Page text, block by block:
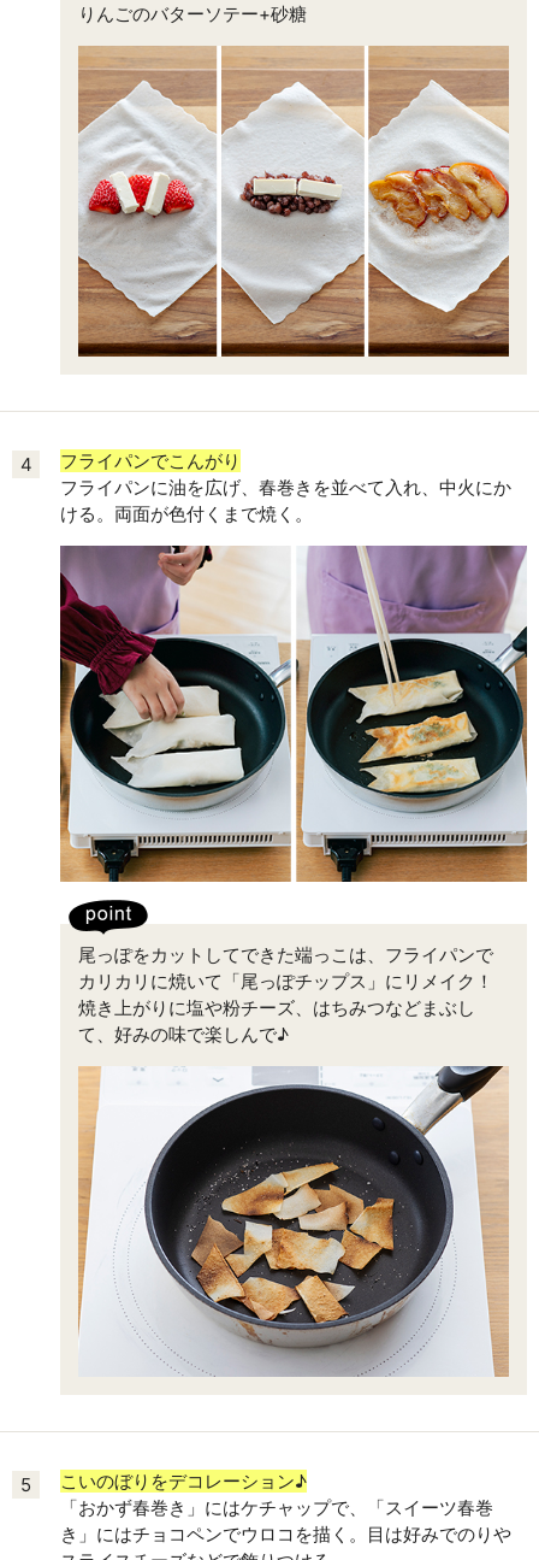
りんごのバターソテー+砂糖
4
フライパンでこんがり
フライパンに油を広げ、春巻きを並べて入れ、中火にか
ける。両面が色付くまで焼く。
尾っぽをカットしてできた端っこは、フライパンで
カリカリに焼いて「尾っぽチップス」にリメイク！
焼き上がりに塩や粉チーズ、はちみつなどまぶし
て、好みの味で楽しんで♪
5
こいのぼりをデコレーション♪
「おかず春巻き」にはケチャップで、「スイーツ春巻
き」にはチョコペンでウロコを描く。目は好みでのりや